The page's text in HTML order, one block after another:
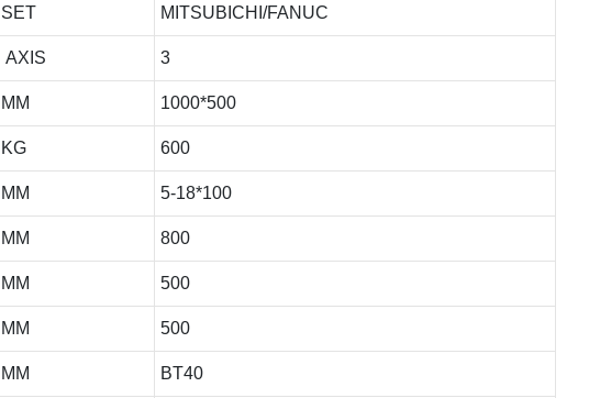
SET MITSUBICHI/FANUC
AXIS 3
MM 1000*500
KG 600
MM 5-18*100
MM 800
MM 500
MM 500
MM BT40